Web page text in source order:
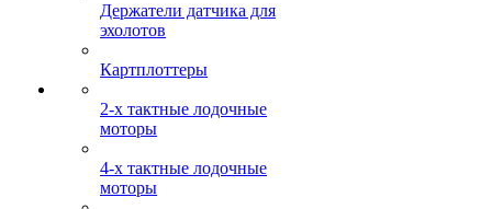
Держатели датчика для
эхолотов
Картплоттеры
2-х тактные лодочные
моторы
4-х тактные лодочные
моторы